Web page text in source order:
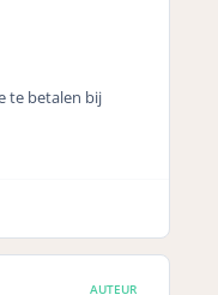
te betalen bij
AUTEUR